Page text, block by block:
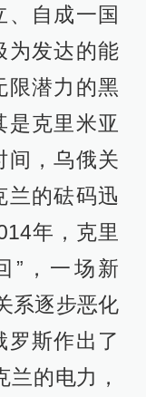
自成一国
为发达的能
限潜力的黑
是克里米亚
间，乌俄关
兰的砝码迅
年，克里
”，一场新
系逐步恶化
罗斯作出了
兰的电力，